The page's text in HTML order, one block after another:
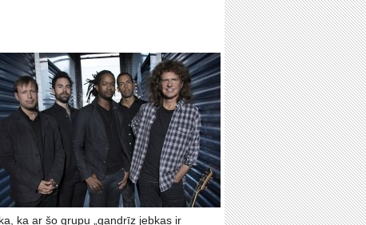
ka ar šo grupu „gandrīz jebkas ir